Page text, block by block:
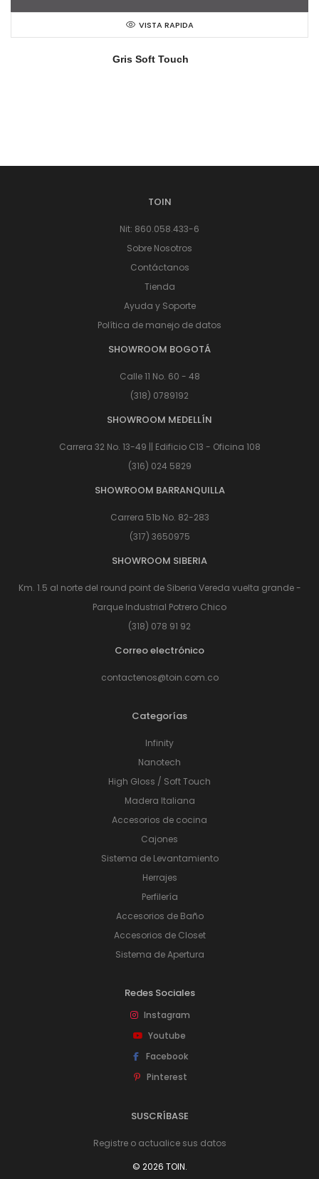
VISTA RAPIDA
Gris Soft Touch
TOIN
Nit: 860.058.433-6
Sobre Nosotros
Contáctanos
Tienda
Ayuda y Soporte
Política de manejo de datos
SHOWROOM BOGOTÁ
Calle 11 No. 60 - 48
(318) 0789192
SHOWROOM MEDELLÍN
Carrera 32 No. 13-49 || Edificio C13 - Oficina 108
(316) 024 5829
SHOWROOM BARRANQUILLA
Carrera 51b No. 82-283
(317) 3650975
SHOWROOM SIBERIA
Km. 1.5 al norte del round point de Siberia Vereda vuelta grande -
Parque Industrial Potrero Chico
(318) 078 91 92
Correo electrónico
contactenos@toin.com.co
Categorías
Infinity
Nanotech
High Gloss / Soft Touch
Madera Italiana
Accesorios de cocina
Cajones
Sistema de Levantamiento
Herrajes
Perfilería
Accesorios de Baño
Accesorios de Closet
Sistema de Apertura
Redes Sociales
Instagram
Youtube
Facebook
Pinterest
SUSCRÍBASE
Registre o actualice sus datos
© 2026 TOIN.